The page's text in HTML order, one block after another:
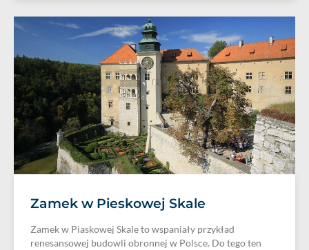
Zamek w Pieskowej Skale
Zamek w Piaskowej Skale to wspaniały przykład
renesansowej budowli obronnej w Polsce. Do tego ten